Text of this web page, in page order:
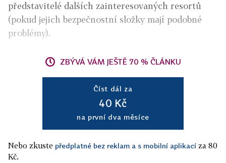
představitelé dalších zainteresovaných resortů
(pokud jejich bezpečnostní složky mají podobné
problémy).
ZBÝVÁ VÁM JEŠTĚ 70 % ČLÁNKU
Číst dál za
40 Kč
na první dva měsíce
Nebo zkuste předplatné bez reklam a s mobilní aplikací za 80
Kč.